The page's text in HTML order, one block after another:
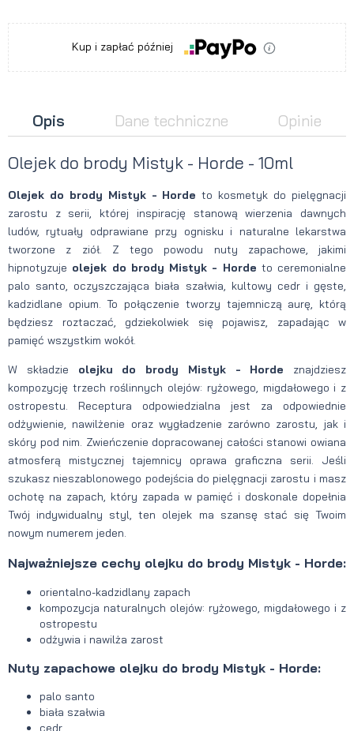
Kup i zapłać później
Opis Dane techniczne Opinie
Olejek do brody Mistyk - Horde - 10ml
Olejek do brody Mistyk - Hordeto kosmetyk do pielęgnacji
zarostu z serii, której inspirację stanową wierzenia dawnych
ludów, rytuały odprawiane przy ognisku i naturalne lekarstwa
tworzone z ziół. Z tego powodu nuty zapachowe, jakimi
hipnotyzuje olejek do brody Mistyk - Horde to ceremonialne
palo santo, oczyszczająca biała szałwia, kultowy cedr i gęste,
kadzidlane opium. To połączenie tworzy tajemniczą aurę, którą
będziesz roztaczać, gdziekolwiek się pojawisz, zapadając w
pamięć wszystkim wokół.
W składzie olejku do brody Mistyk - Horde znajdziesz
kompozycję trzech roślinnych olejów: ryżowego, migdałowego i z
ostropestu. Receptura odpowiedzialna jest za odpowiednie
odżywienie, nawilżenie oraz wygładzenie zarówno zarostu, jak i
skóry pod nim. Zwieńczenie dopracowanej całości stanowi owiana
atmosferą mistycznej tajemnicy oprawa graficzna serii. Jeśli
szukasz nieszablonowego podejścia do pielęgnacji zarostu i masz
ochotę na zapach, który zapada w pamięć i doskonale dopełnia
Twój indywidualny styl, ten olejek ma szansę stać się Twoim
nowym numerem jeden.
Najważniejsze cechy olejku do brody Mistyk - Horde:
orientalno-kadzidlany zapach
kompozycja naturalnych olejów: ryżowego, migdałowego i z
ostropestu
odżywia i nawilża zarost
Nuty zapachowe olejku do brody Mistyk - Horde:
palo santo
biała szałwia